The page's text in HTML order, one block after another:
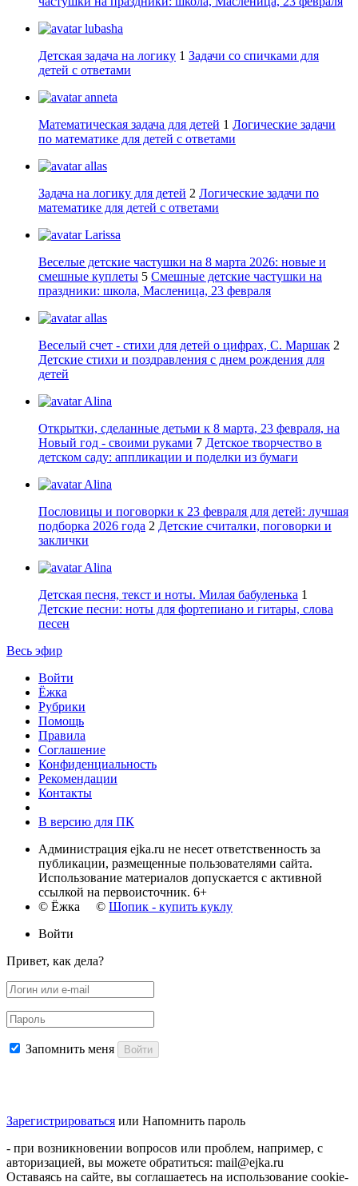
lubasha
Детская задача на логику 1 Задачи со спичками для
детей с ответами
anneta
Математическая задача для детей 1 Логические задачи
по математике для детей с ответами
allas
Задача на логику для детей 2 Логические задачи по
математике для детей с ответами
Larissa
Веселые детские частушки на 8 марта 2026: новые и
смешные куплеты 5 Смешные детские частушки на
праздники: школа, Масленица, 23 февраля
allas
Веселый счет - стихи для детей о цифрах, С. Маршак 2
Детские стихи и поздравления с днем рождения для
детей
Alina
Открытки, сделанные детьми к 8 марта, 23 февраля, на
Новый год - своими руками 7 Детское творчество в
детском саду: аппликации и поделки из бумаги
Alina
Пословицы и поговорки к 23 февраля для детей: лучшая
подборка 2026 года 2 Детские считалки, поговорки и
заклички
Alina
Детская песня, текст и ноты. Милая бабуленька 1
Детские песни: ноты для фортепиано и гитары, слова
песен
Весь эфир
Войти
Ёжка
Рубрики
Помощь
Правила
Соглашение
Конфиденциальность
Рекомендации
Контакты
В версию для ПК
Администрация ejka.ru не несет ответственность за
публикации, размещенные пользователями сайта.
Использование материалов допускается с активной
ссылкой на первоисточник. 6+
© Ёжка © Шопик - купить куклу
Войти
Привет, как дела?
Запомнить меня Войти
Зарегистрироваться или Напомнить пароль
- при возникновении вопросов или проблем, например, с
авторизацией, вы можете обратиться: mail@ejka.ru
Оставаясь на сайте, вы соглашаетесь на использование cookie-